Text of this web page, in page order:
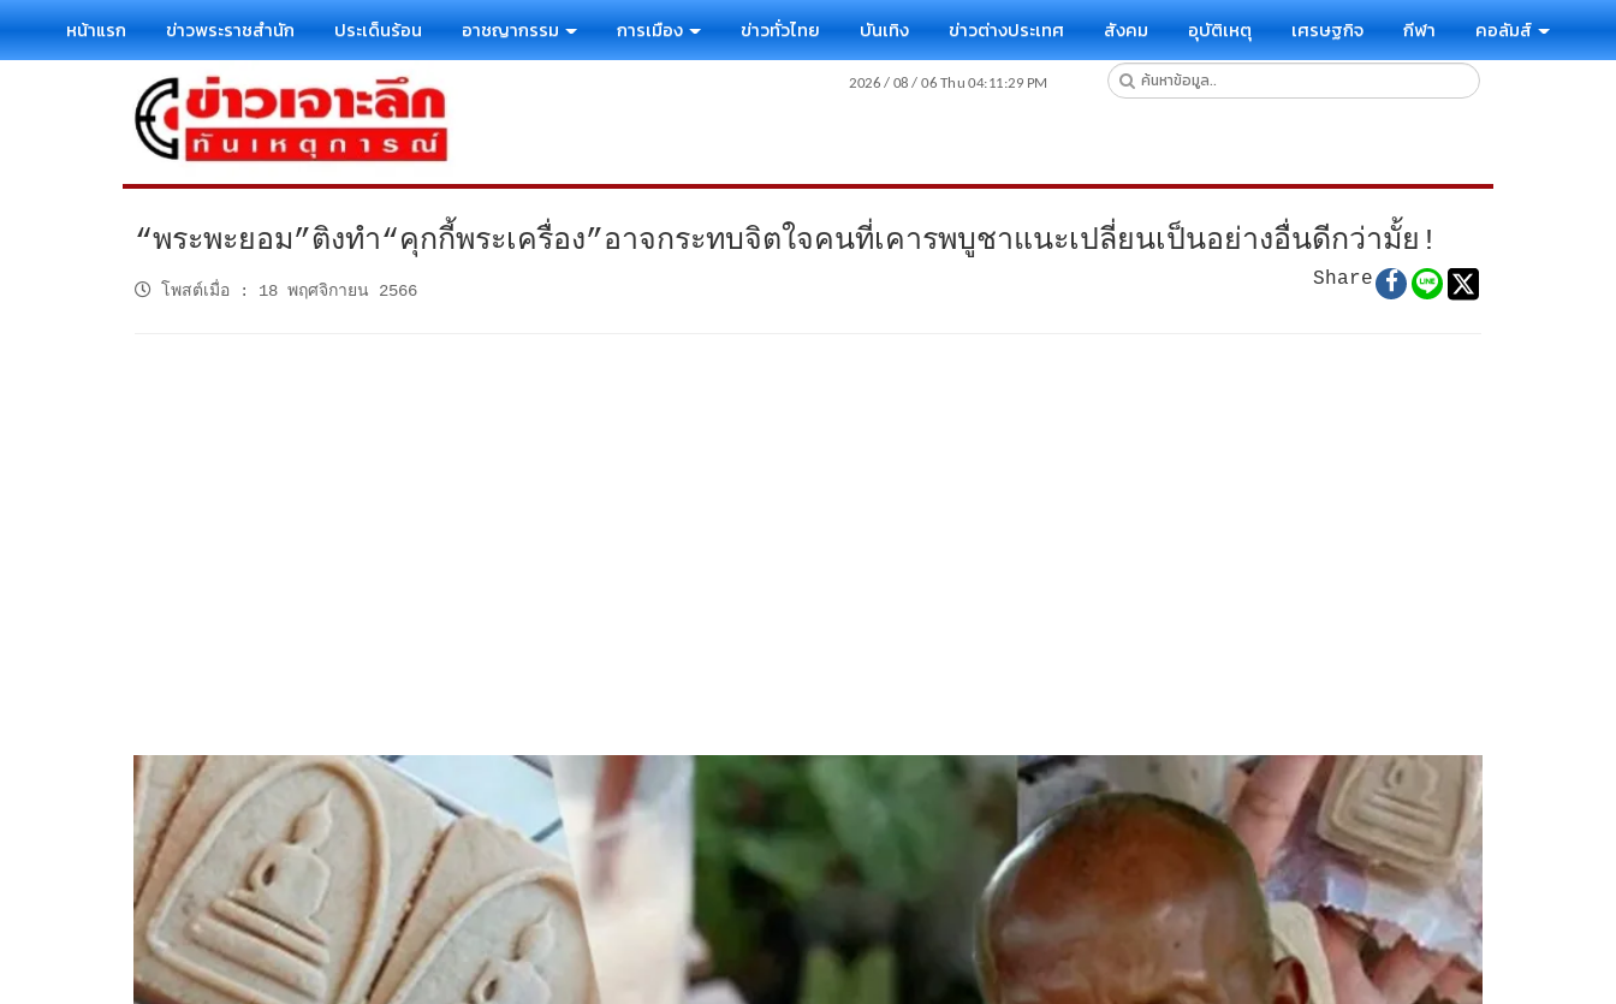
หน้าแรก ข่าวพระราชสำนัก ประเด็นร้อน อาชญากรรม การเมือง ข่าวทั่วไทย บันเทิง ข่าวต่างประเทศ สังคม อุบัติเหตุ เศรษฐกิจ กีฬา คอลัมส์
“พระพะยอม”ติงทำ“คุกกี้พระเครื่อง”อาจกระทบจิตใจคนที่เคารพบูชาแนะเปลี่ยนเป็นอย่างอื่นดีกว่ามั้ย!
โพสต์เมื่อ : 18 พฤศจิกายน 2566
Share